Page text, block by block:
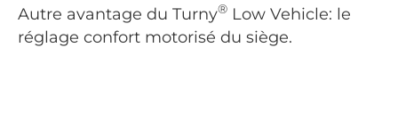
Autre avantage du Turny® Low Vehicle: le
réglage confort motorisé du siège.